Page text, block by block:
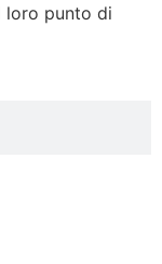
loro punto di